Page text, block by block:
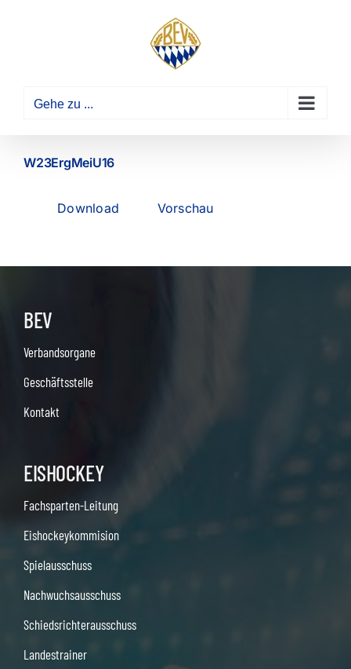
Gehe zu ...
W23ErgMeiU16
Download Vorschau
BEV
Verbandsorgane
Geschäftsstelle
Kontakt
EISHOCKEY
Fachsparten-Leitung
Eishockeykommision
Spielausschuss
Nachwuchsausschuss
Schiedsrichterausschuss
Landestrainer